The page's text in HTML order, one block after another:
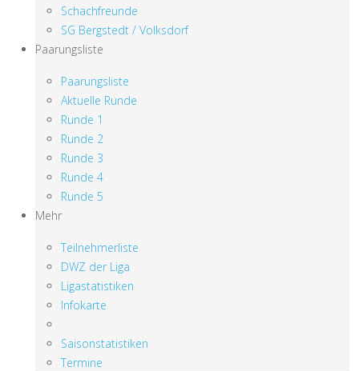
Schachfreunde
SG Bergstedt / Volksdorf
Paarungsliste
Paarungsliste
Aktuelle Runde
Runde 1
Runde 2
Runde 3
Runde 4
Runde 5
Mehr
Teilnehmerliste
DWZ der Liga
Ligastatistiken
Infokarte
Saisonstatistiken
Termine